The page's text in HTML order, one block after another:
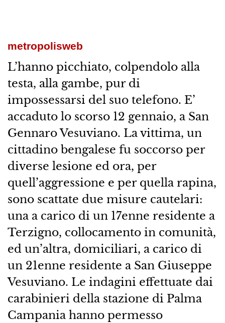
metropolisweb
L’hanno picchiato, colpendolo alla
testa, alla gambe, pur di
impossessarsi del suo telefono. E’
accaduto lo scorso 12 gennaio, a San
Gennaro Vesuviano. La vittima, un
cittadino bengalese fu soccorso per
diverse lesione ed ora, per
quell’aggressione e per quella rapina,
sono scattate due misure cautelari:
una a carico di un 17enne residente a
Terzigno, collocamento in comunità,
ed un’altra, domiciliari, a carico di
un 21enne residente a San Giuseppe
Vesuviano. Le indagini effettuate dai
carabinieri della stazione di Palma
Campania hanno permesso